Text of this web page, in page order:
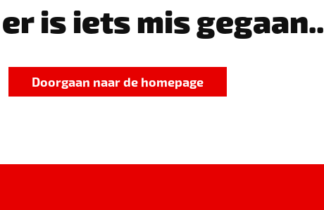
is iets mis gegaan..
Doorgaan naar de homepage